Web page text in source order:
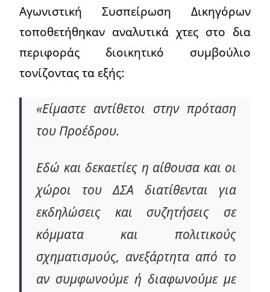
Αγωνιστική Συσπείρωση Δικηγόρων
τοποθετήθηκαν αναλυτικά χτες στο δια
περιφοράς διοικητικό συμβούλιο
τονίζοντας τα εξής:
«Είμαστε αντίθετοι στην πρόταση
του Προέδρου.
Εδώ και δεκαετίες η αίθουσα και οι
χώροι του ΔΣΑ διατίθενται για
εκδηλώσεις και συζητήσεις σε
κόμματα και πολιτικούς
σχηματισμούς, ανεξάρτητα από το
αν συμφωνούμε ή διαφωνούμε με